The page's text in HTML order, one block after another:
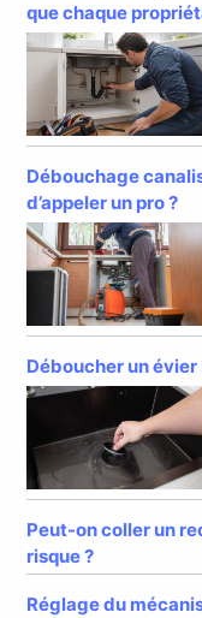
que chaque
Débouchage
d’appeler un pro ?
Déboucher un
Peut-on coller un
risque ?
Réglage du